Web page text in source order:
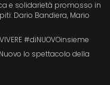
e solidarietà promosso in
Dario Bandiera, Mario
#diNUOVOinsieme
lo spettacolo della